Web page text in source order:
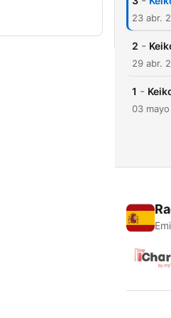
23 abr.
2 -
29 abr.
1 -
03